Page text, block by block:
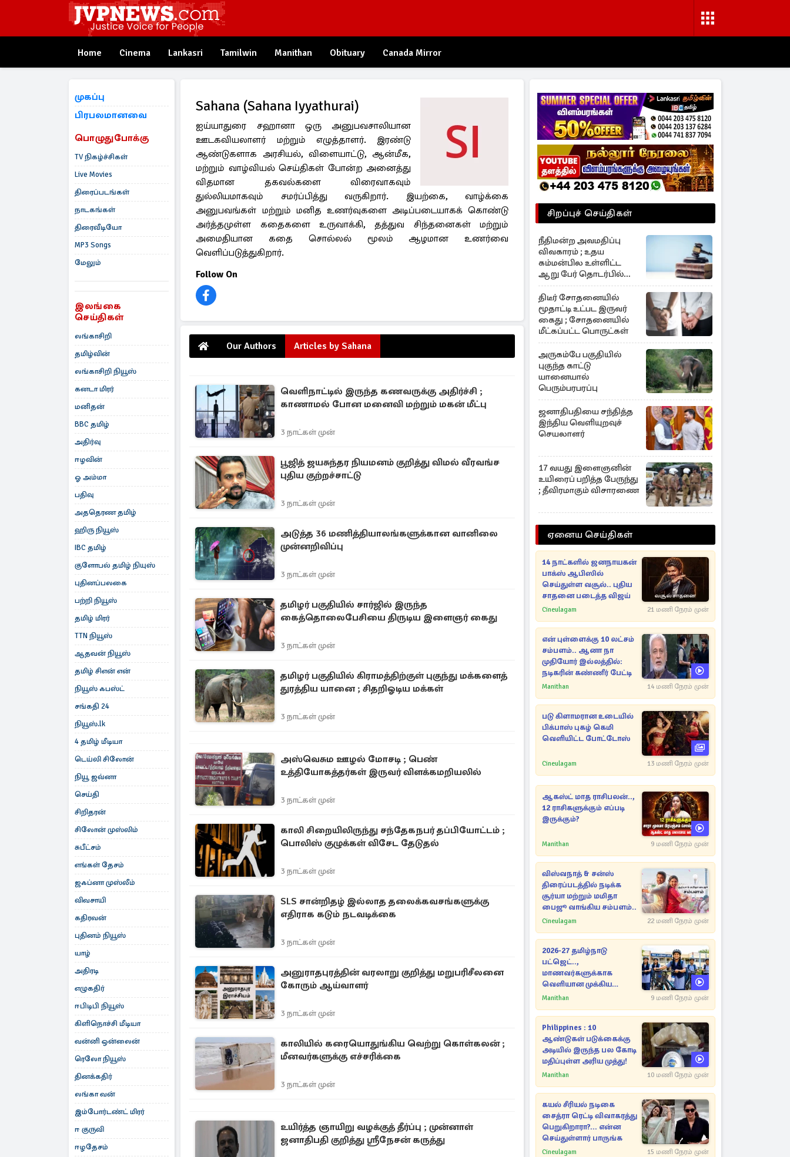
Home Cinema Lankasri Tamilwin Manithan Obituary Canada Mirror
முகப்பு
பிரபலமானவை
பொழுதுபோக்கு
TV நிகழ்ச்சிகள்
Live Movies
திரைப்படங்கள்
நாடகங்கள்
திரைவீடியோ
MP3 Songs
மேலும்
இலங்கை
செய்திகள்
லங்காசிறி
தமிழ்வின்
லங்காசிறி நியூஸ்
கனடா மிரர்
மனிதன்
BBC தமிழ்
அதிர்வு
ஈழவின்
ஓ அம்மா
பதிவு
அததெரண தமிழ்
ஹிரு நியூஸ்
IBC தமிழ்
குளோபல் தமிழ் நியுஸ்
புதினப்பலகை
பற்றி நியூஸ்
தமிழ் மிரர்
TTN நியூஸ்
ஆதவன் நியூஸ்
தமிழ் சிஎன் என்
நியூஸ் ஃபஸ்ட்
சங்கதி 24
நியூஸ்.lk
4 தமிழ் மீடியா
டெய்லி சிலோன்
நியூ ஜவ்னா
செய்தி
சிறிதரன்
சிலோன் முஸ்லிம்
சுபீட்சம்
எங்கள் தேசம்
ஜஃப்னா முஸ்லீம்
விவசாயி
கதிரவன்
புதினம் நியூஸ்
யாழ்
அதிரடி
எழுகதிர்
ஈபிடிபி நியூஸ்
கிளிநொச்சி மீடியா
வன்னி ஒன்லைன்
ரெலோ நியூஸ்
தினக்கதிர்
லங்கா வன்
இம்போர்டண்ட் மிரர்
ஈ குருவி
ஈழதேசம்
Sahana (Sahana Iyyathurai)
ஐய்யாதுரை சஹானா ஒரு அனுபவசாலியான
ஊடகவியலாளர் மற்றும் எழுத்தாளர். இரண்டு
ஆண்டுகளாக அரசியல், விளையாட்டு, ஆன்மீக,
மற்றும் வாழ்வியல் செய்திகள் போன்ற அனைத்து
விதமான தகவல்களை விரைவாகவும்
துல்லியமாகவும் சமர்ப்பித்து வருகிறார். இயற்கை, வாழ்க்கை
அனுபவங்கள் மற்றும் மனித உணர்வுகளை அடிப்படையாகக் கொண்டு
அர்த்தமுள்ள கதைகளை உருவாக்கி, தத்துவ சிந்தனைகள் மற்றும்
அமைதியான கதை சொல்லல் மூலம் ஆழமான உணர்வை
வெளிப்படுத்துகிறார்.
Follow On
Our Authors Articles by Sahana
வெளிநாட்டில் இருந்த கணவருக்கு அதிர்ச்சி ;
காணாமல் போன மனைவி மற்றும் மகன் மீட்பு
3 நாட்கள் முன்
பூஜித் ஜயசுந்தர நியமனம் குறித்து விமல் வீரவங்ச
புதிய குற்றச்சாட்டு
3 நாட்கள் முன்
அடுத்த 36 மணித்தியாலங்களுக்கான வானிலை
முன்னறிவிப்பு
3 நாட்கள் முன்
தமிழர் பகுதியில் சார்ஜில் இருந்த
கைத்தொலைபேசியை திருடிய இளைஞர் கைது
3 நாட்கள் முன்
தமிழர் பகுதியில் கிராமத்திற்குள் புகுந்து மக்களைத்
துரத்திய யானை ; சிதறிஓடிய மக்கள்
3 நாட்கள் முன்
அஸ்வெசும ஊழல் மோசடி ; பெண்
உத்தியோகத்தர்கள் இருவர் விளக்கமறியலில்
3 நாட்கள் முன்
காலி சிறையிலிருந்து சந்தேகநபர் தப்பியோட்டம் ;
பொலிஸ் குழுக்கள் விசேட தேடுதல்
3 நாட்கள் முன்
SLS சான்றிதழ் இல்லாத தலைக்கவசங்களுக்கு
எதிராக கடும் நடவடிக்கை
3 நாட்கள் முன்
அனுராதபுரத்தின் வரலாறு குறித்து மறுபரிசீலனை
கோரும் ஆய்வாளர்
3 நாட்கள் முன்
காலியில் கரையொதுங்கிய வெற்று கொள்கலன் ;
மீனவர்களுக்கு எச்சரிக்கை
3 நாட்கள் முன்
உயிர்த்த ஞாயிறு வழக்குத் தீர்ப்பு ; முன்னாள்
ஜனாதிபதி குறித்து ஸ்ரீநேசன் கருத்து
சிறப்புச் செய்திகள்
நீதிமன்ற அவமதிப்பு
விவகாரம் ; உதய
கம்மன்பில உள்ளிட்ட
ஆறு பேர் தொடர்பில்
அதிரடி உத்தரவு
திடீர் சோதனையில்
மூதாட்டி உட்பட இருவர்
கைது ; சோதனையில்
மீட்கப்பட்ட பொருட்கள்
அருகம்பே பகுதியில்
புகுந்த காட்டு
யானையால்
பெரும்பரபரப்பு
ஜனாதிபதியை சந்தித்த
இந்திய வெளியுறவுச்
செயலாளர்
17 வயது இளைஞனின்
உயிரைப் பறித்த பேருந்து
; தீவிரமாகும் விசாரணை
ஏனைய செய்திகள்
14 நாட்களில் ஜனநாயகன்
பாக்ஸ் ஆபிஸில்
செய்துள்ள வசூல்.. புதிய
சாதனை படைத்த விஜய்
Cineulagam 21 மணி நேரம் முன்
என் புள்ளைக்கு 10 லட்சம்
சம்பளம்.. ஆனா நா
முதியோர் இல்லத்தில்:
நடிகரின் கண்ணீர் பேட்டி
Manithan 14 மணி நேரம் முன்
படு கிளாமரான உடையில்
பிக்பாஸ் புகழ் கெமி
வெளியிட்ட போட்டோஸ்
Cineulagam 13 மணி நேரம் முன்
ஆகஸ்ட் மாத ராசிபலன்..,
12 ராசிகளுக்கும் எப்படி
இருக்கும்?
Manithan 9 மணி நேரம் முன்
விஸ்வநாத் & சன்ஸ்
திரைப்படத்தில் நடிக்க
சூர்யா மற்றும் மமிதா
பைஜூ வாங்கிய சம்பளம்..
Cineulagam 22 மணி நேரம் முன்
2026-27 தமிழ்நாடு
பட்ஜெட்..,
மாணவர்களுக்காக
வெளியான முக்கிய
அறிவிப்புகள்
Manithan 9 மணி நேரம் முன்
Philippines : 10
ஆண்டுகள் படுக்கைக்கு
அடியில் இருந்த பல கோடி
மதிப்புள்ள அரிய முத்து!
Manithan 10 மணி நேரம் முன்
கயல் சீரியல் நடிகை
சைத்ரா ரெட்டி விவாகரத்து
பெறுகிறாரா?... என்ன
செய்துள்ளார் பாருங்க
Cineulagam 15 மணி நேரம் முன்